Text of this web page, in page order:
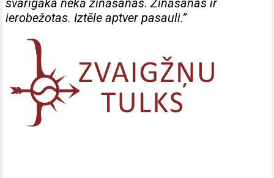
svarīgāka nekā zināšanas. Zināšanas ir
ierobežotas. Iztēle aptver pasauli.”